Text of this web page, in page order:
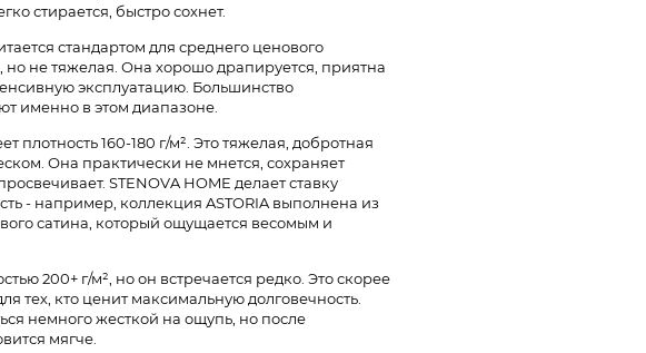
стирается, быстро сохнет.
стандартом для среднего ценового
но не тяжелая. Она хорошо драпируется, приятна
эксплуатацию. Большинство
именно в этом диапазоне.
плотность 160-180 г/м². Это тяжелая, добротная
Она практически не мнется, сохраняет
STENOVA HOME делает ставку
- например, коллекция ASTORIA выполнена из
сатина, который ощущается весомым и
200+ г/м², но он встречается редко. Это скорее
тех, кто ценит максимальную долговечность.
немного жесткой на ощупь, но после
мягче.